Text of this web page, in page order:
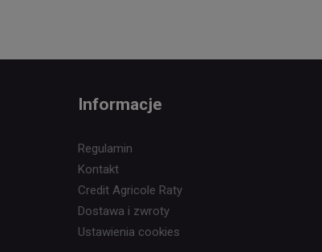
Informacje
Regulamin
Kontakt
Credit Agricole Raty
Dostawa i zwroty
Ustawienia cookies